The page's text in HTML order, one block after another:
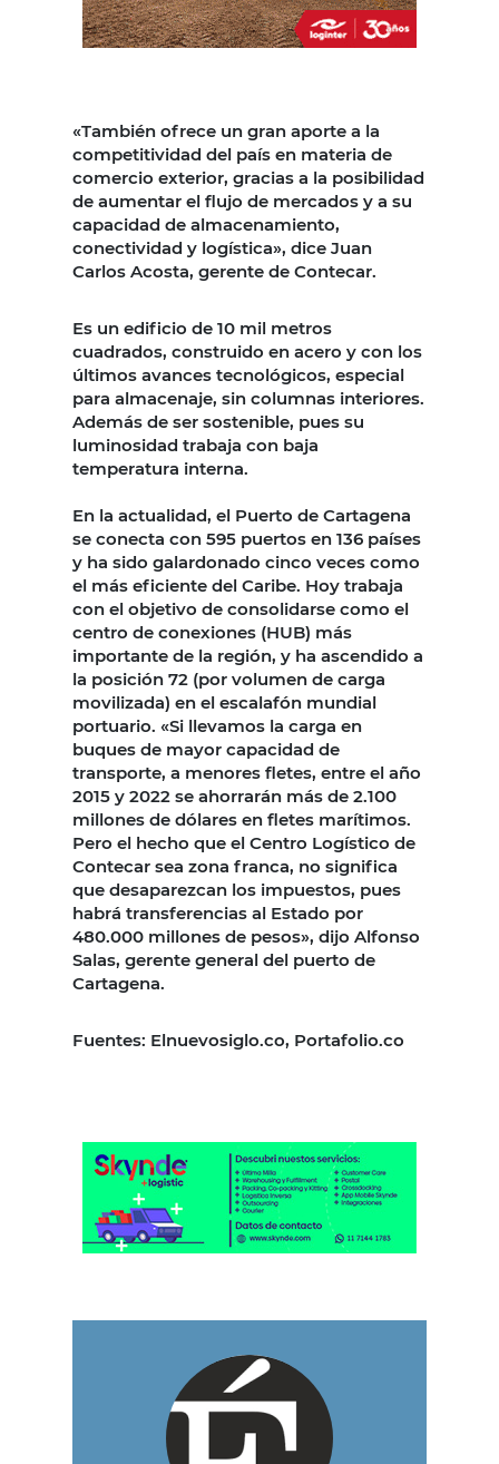
«También ofrece un gran aporte a la
competitividad del país en materia de
comercio exterior, gracias a la posibilidad
de aumentar el flujo de mercados y a su
capacidad de almacenamiento,
conectividad y logística», dice Juan
Carlos Acosta, gerente de Contecar.
Es un edificio de 10 mil metros
cuadrados, construido en acero y con los
últimos avances tecnológicos, especial
para almacenaje, sin columnas interiores.
Además de ser sostenible, pues su
luminosidad trabaja con baja
temperatura interna.
En la actualidad, el Puerto de Cartagena
se conecta con 595 puertos en 136 países
y ha sido galardonado cinco veces como
el más eficiente del Caribe. Hoy trabaja
con el objetivo de consolidarse como el
centro de conexiones (HUB) más
importante de la región, y ha ascendido a
la posición 72 (por volumen de carga
movilizada) en el escalafón mundial
portuario. «Si llevamos la carga en
buques de mayor capacidad de
transporte, a menores fletes, entre el año
2015 y 2022 se ahorrarán más de 2.100
millones de dólares en fletes marítimos.
Pero el hecho que el Centro Logístico de
Contecar sea zona franca, no significa
que desaparezcan los impuestos, pues
habrá transferencias al Estado por
480.000 millones de pesos», dijo Alfonso
Salas, gerente general del puerto de
Cartagena.
Fuentes: Elnuevosiglo.co, Portafolio.co